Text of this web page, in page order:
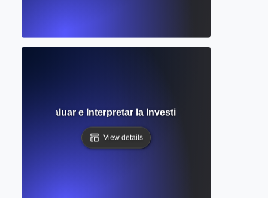
Cómo Evaluar e Interpretar la Investigación Académica
View details